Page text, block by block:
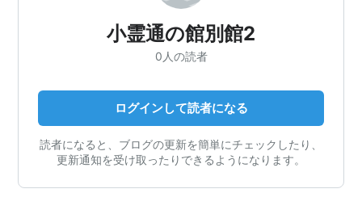
小霊通の館別館2
0人の読者
ログインして読者になる
読者になると、ブログの更新を簡単にチェックしたり、
更新通知を受け取ったりできるようになります。